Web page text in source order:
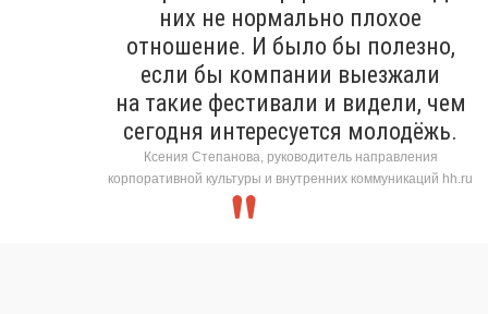
них не нормально плохое
отношение. И было бы полезно,
если бы компании выезжали
на такие фестивали и видели, чем
сегодня интересуется молодёжь.
Ксения Степанова, руководитель направления
корпоративной культуры и внутренних коммуникаций hh.ru